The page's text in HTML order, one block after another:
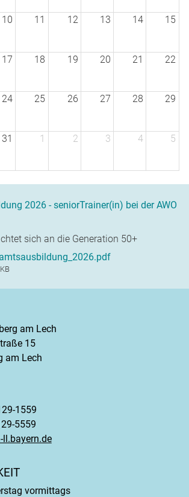
10 11 12 13 14 15
17 18 19 20 21 22
24 25 26 27 28 29
31 1 2 3 4 5
2026 - seniorTrainer(in) bei der AWO
sich an die Generation 50+
am Lech
15
am Lech
1559
5559
ll.bayern.de
vormittags